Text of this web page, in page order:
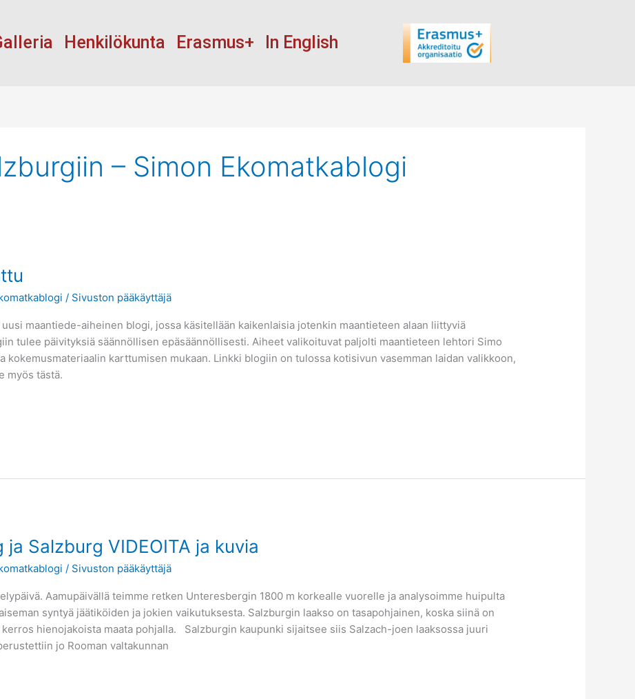
Henkilökunta Erasmus+ In English
– Simon Ekomatkablogi
/ Sivuston pääkäyttäjä
maantiede-aiheinen blogi, jossa käsitellään kaikenlaisia jotenkin maantieteen alaan liittyviä
tulee päivityksiä säännöllisen epäsäännöllisesti. Aiheet valikoituvat paljolti maantieteen lehtori Simo
kokemusmateriaalin karttumisen mukaan. Linkki blogiin on tulossa kotisivun vasemman laidan valikkoon,
myös tästä.
Salzburg VIDEOITA ja kuvia
/ Sivuston pääkäyttäjä
Aamupäivällä teimme retken Unteresbergin 1800 m korkealle vuorelle ja analysoimme huipulta
syntyä jäätiköiden ja jokien vaikutuksesta. Salzburgin laakso on tasapohjainen, koska siinä on
hienojakoista maata pohjalla. Salzburgin kaupunki sijaitsee siis Salzach-joen laaksossa juuri
jo Rooman valtakunnan